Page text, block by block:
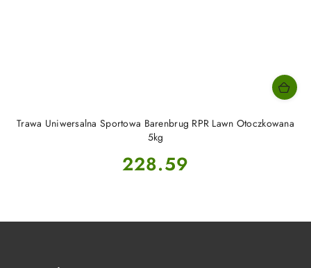
Trawa Uniwersalna Sportowa Barenbrug RPR Lawn Otoczkowana
5kg
Cena:
228.59